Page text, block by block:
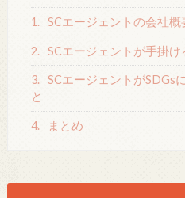
1. SCエージェントの会社概
2. SCエージェントが手掛け
3. SCエージェントがSDGs
と
4. まとめ